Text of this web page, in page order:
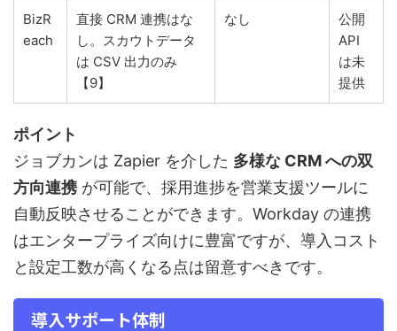
BizR
each
直接 CRM 連携はな
し。スカウトデータ
は CSV 出力のみ
【9】
なし
公開
API
は未
提供
ポイント
ジョブカンは Zapier を介した 多様な CRM への双
方向連携 が可能で、採用進捗を営業支援ツールに
自動反映させることができます。Workday の連携
はエンタープライズ向けに豊富ですが、導入コスト
と設定工数が高くなる点は留意すべきです。
導入サポート体制